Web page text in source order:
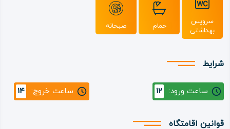
سرویس
بهداشتی
حمام صبحانه
شرایط
ساعت ورود: 12 ساعت خروج: 14
قوانین اقامتگاه